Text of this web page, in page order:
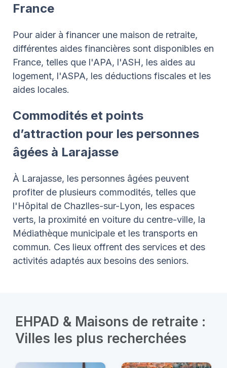
France
Pour aider à financer une maison de retraite,
différentes aides financières sont disponibles en
France, telles que l'APA, l'ASH, les aides au
logement, l'ASPA, les déductions fiscales et les
aides locales.
Commodités et points
d’attraction pour les personnes
âgées à Larajasse
À Larajasse, les personnes âgées peuvent
profiter de plusieurs commodités, telles que
l'Hôpital de Chazlles-sur-Lyon, les espaces
verts, la proximité en voiture du centre-ville, la
Médiathèque municipale et les transports en
commun. Ces lieux offrent des services et des
activités adaptés aux besoins des seniors.
EHPAD & Maisons de retraite :
Villes les plus recherchées